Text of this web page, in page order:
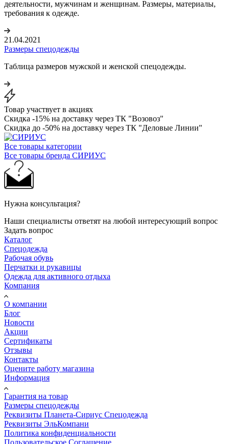
деятельности, мужчинам и женщинам. Размеры, материалы,
требования к одежде.
21.04.2021
Размеры спецодежды
Таблица размеров мужской и женской спецодежды.
Товар участвует в акциях
Скидка -15% на доставку через ТК "Возовоз"
Скидка до -50% на доставку через ТК "Деловые Линии"
Все товары категории
Все товары бренда СИРИУС
Нужна консультация?
Наши специалисты ответят на любой интересующий вопрос
Задать вопрос
Каталог
Спецодежда
Рабочая обувь
Перчатки и рукавицы
Одежда для активного отдыха
Компания
О компании
Блог
Новости
Акции
Сертификаты
Отзывы
Контакты
Оцените работу магазина
Информация
Гарантия на товар
Размеры спецодежды
Реквизиты Планета-Сириус Спецодежда
Реквизиты ЭльКомпани
Политика конфиденциальности
Пользовательское Соглашение